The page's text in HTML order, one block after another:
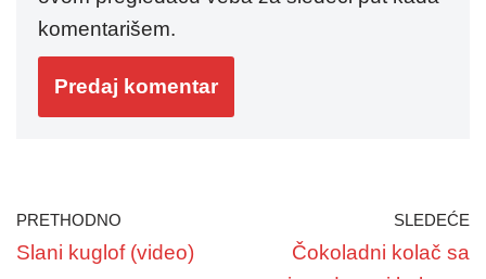
komentarišem.
PRETHODNO
Slani kuglof (video)
SLEDEĆE
Čokoladni kolač sa